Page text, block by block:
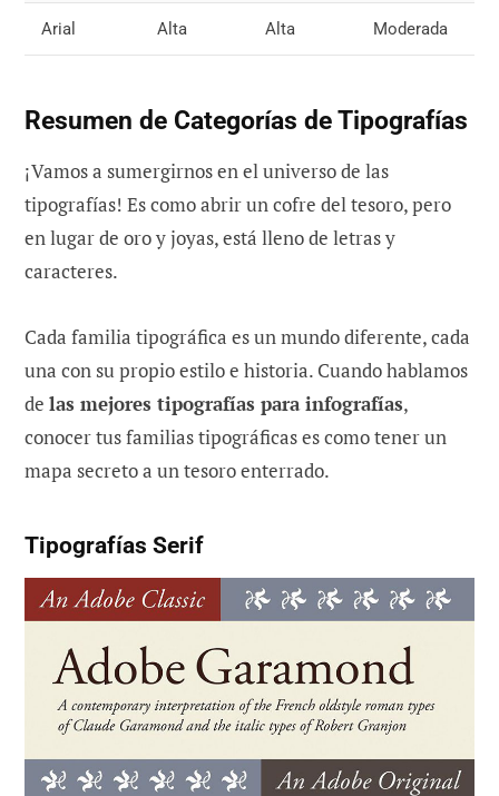
Arial Alta Alta Moderada
Resumen de Categorías de Tipografías
¡Vamos a sumergirnos en el universo de las
tipografías! Es como abrir un cofre del tesoro, pero
en lugar de oro y joyas, está lleno de letras y
caracteres.
Cada familia tipográfica es un mundo diferente, cada
una con su propio estilo e historia. Cuando hablamos
de las mejores tipografías para infografías,
conocer tus familias tipográficas es como tener un
mapa secreto a un tesoro enterrado.
Tipografías Serif